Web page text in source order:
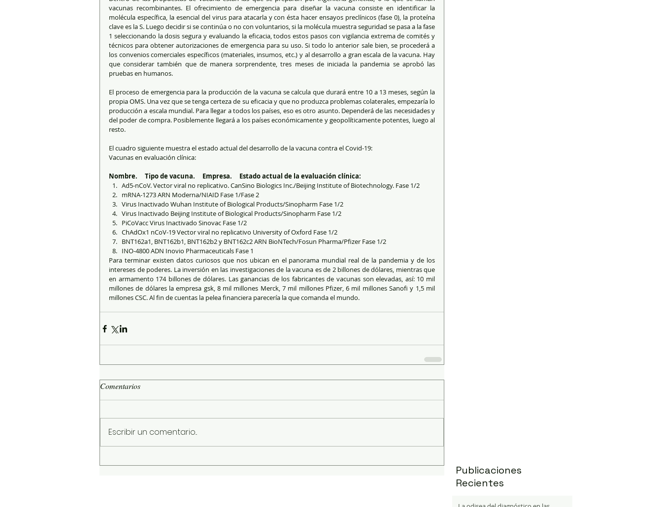
vacunas recombinantes. El ofrecimiento de emergencia para diseñar la vacuna consiste en identificar la
molécula específica, la esencial del virus para atacarla y con ésta hacer ensayos preclínicos (fase 0), la proteína
clave es la S. Luego decidir si se continúa o no con voluntarios, si la molécula muestra seguridad se pasa a la fase
1 seleccionando la dosis segura y evaluando la eficacia, todos estos pasos con vigilancia extrema de comités y
técnicos para obtener autorizaciones de emergencia para su uso. Si todo lo anterior sale bien, se procederá a
los convenios comerciales específicos (materiales, insumos, etc.) y al desarrollo a gran escala de la vacuna. Hay
que considerar también que de manera sorprendente, tres meses de iniciada la pandemia se aprobó las
pruebas en humanos.
El proceso de emergencia para la producción de la vacuna se calcula que durará entre 10 a 13 meses, según la
propia OMS. Una vez que se tenga certeza de su eficacia y que no produzca problemas colaterales, empezaría lo
producción a escala mundial. Para llegar a todos los países, eso es otro asunto. Dependerá de las necesidades y
del poder de compra. Posiblemente llegará a los países económicamente y geopolíticamente potentes, luego al
resto.
El cuadro siguiente muestra el estado actual del desarrollo de la vacuna contra el Covid-19:
Vacunas en evaluación clínica:
Nombre.     Tipo de vacuna.     Empresa.     Estado actual de la evaluación clínica:
Ad5-nCoV. Vector viral no replicativo. CanSino Biologics Inc./Beijing Institute of Biotechnology. Fase 1/2
mRNA-1273 ARN Moderna/NIAID Fase 1/Fase 2
Virus Inactivado Wuhan Institute of Biological Products/Sinopharm Fase 1/2
Virus Inactivado Beijing Institute of Biological Products/Sinopharm Fase 1/2
PiCoVacc Virus Inactivado Sinovac Fase 1/2
ChAdOx1 nCoV-19 Vector viral no replicativo University of Oxford Fase 1/2
BNT162a1, BNT162b1, BNT162b2 y BNT162c2 ARN BioNTech/Fosun Pharma/Pfizer Fase 1/2
INO-4800 ADN Inovio Pharmaceuticals Fase 1
Para terminar existen datos curiosos que nos ubican en el panorama mundial real de la pandemia y de los
intereses de poderes. La inversión en las investigaciones de la vacuna es de 2 billones de dólares, mientras que
en armamento 174 billones de dólares. Las ganancias de los fabricantes de vacunas son elevadas, así: 10 mil
millones de dólares la empresa gsk, 8 mil millones Merck, 7 mil millones Pfizer, 6 mil millones Sanofi y 1,5 mil
millones CSC. Al fin de cuentas la pelea financiera parecería la que comanda el mundo.
Comentarios
Escribir un comentario...
Publicaciones
Recientes